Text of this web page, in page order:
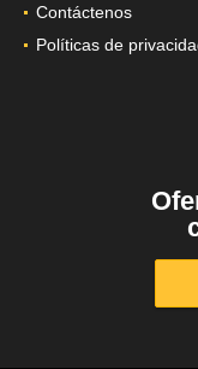
Contáctenos
Políticas de